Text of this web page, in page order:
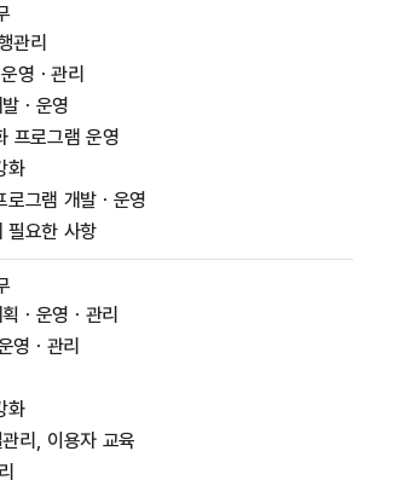
관리
영ㆍ관리
ㆍ운영
프로그램 운영
화
그램 개발ㆍ운영
필요한 사항
ㆍ운영ㆍ관리
영ㆍ관리
화
리, 이용자 교육